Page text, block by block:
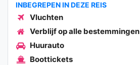
INBEGREPEN IN DEZE REIS
Vluchten
Verblijf op alle bestemmingen
Huurauto
Boottickets